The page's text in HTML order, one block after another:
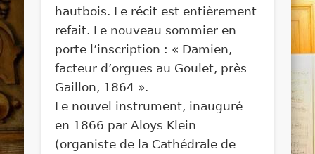
hautbois. Le récit est entièrement
refait. Le nouveau sommier en
porte l’inscription : « Damien,
facteur d’orgues au Goulet, près
Gaillon, 1864 ».
Le nouvel instrument, inauguré
en 1866 par Aloys Klein
(organiste de la Cathédrale de